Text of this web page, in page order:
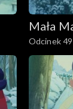
Mała
Odcinek